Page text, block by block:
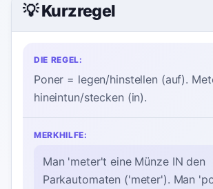
💡 Kurzregel
DIE REGEL:
Poner = legen/hinstellen (auf).
hineintun/stecken (in).
MERKHILFE:
Man 'meter't eine Münze IN den
Parkautomaten ('meter'). Man